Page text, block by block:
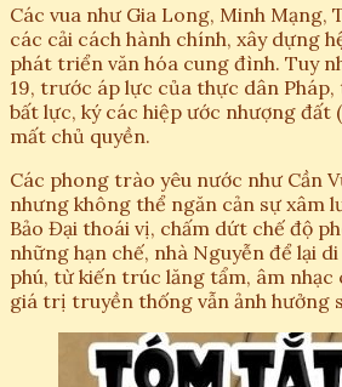
Các vua như Gia Long, Minh Mạng,
các cải cách hành chính, xây dựng
phát triển văn hóa cung đình. Tuy
19, trước áp lực của thực dân
bất lực, ký các hiệp ước nhượng đất
mất chủ quyền.
Các phong trào yêu nước như Cần
nhưng không thể ngăn cản sự xâm
Bảo Đại thoái vị, chấm dứt chế độ
những hạn chế, nhà Nguyễn để lại
phú, từ kiến trúc lăng tẩm, âm nhạc
giá trị truyền thống vẫn ảnh hưởng